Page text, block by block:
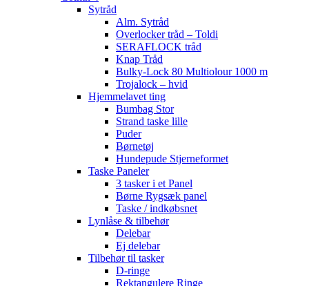
Sytråd
Alm. Sytråd
Overlocker tråd – Toldi
SERAFLOCK tråd
Knap Tråd
Bulky-Lock 80 Multiolour 1000 m
Trojalock – hvid
Hjemmelavet ting
Bumbag Stor
Strand taske lille
Puder
Børnetøj
Hundepude Stjerneformet
Taske Paneler
3 tasker i et Panel
Børne Rygsæk panel
Taske / indkøbsnet
Lynlåse & tilbehør
Delebar
Ej delebar
Tilbehør til tasker
D-ringe
Rektangulere Ringe